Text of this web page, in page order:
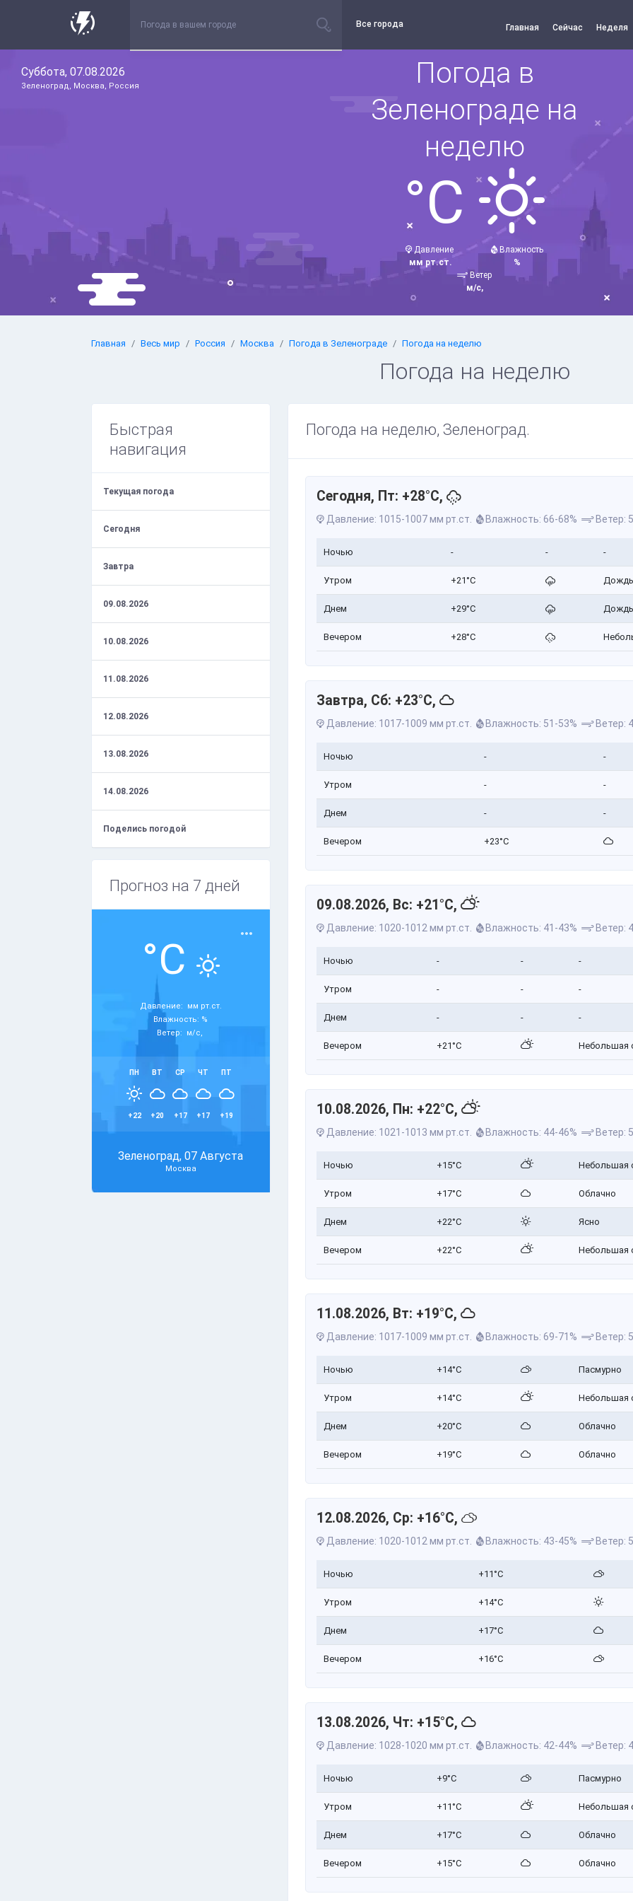
Все города Главная Сейчас Неделя
Суббота, 07.08.2026
Зеленоград, Москва, Россия
Погода в
Зеленограде на
неделю
°C
Давление
мм рт.ст.
Влажность
%
Ветер
м/с,
Главная Весь мир Россия Москва Погода в Зеленограде Погода на неделю
Погода на неделю
Быстрая
навигация
Текущая погода
Сегодня
Завтра
09.08.2026
10.08.2026
11.08.2026
12.08.2026
13.08.2026
14.08.2026
Поделись погодой
Прогноз на 7 дней
°C
Давление: мм рт.ст.
Влажность: %
Ветер: м/с,
ПН
+22
ВТ
+20
СР
+17
ЧТ
+17
ПТ
+19
Зеленоград, 07 Августа
Москва
Погода на неделю, Зеленоград.
Сегодня, Пт: +28°C,
Давление: 1015-1007 мм рт.ст. Влажность: 66-68% Ветер:
Ночью - - -
Утром +21°C Дождь
Днем +29°C Дождь
Вечером +28°C
Завтра, Сб: +23°C,
Давление: 1017-1009 мм рт.ст. Влажность: 51-53% Ветер:
Ночью - -
Утром - -
Днем - -
Вечером +23°C
09.08.2026, Вс: +21°C,
Давление: 1020-1012 мм рт.ст. Влажность: 41-43% Ветер:
Ночью - - -
Утром - - -
Днем - - -
Вечером +21°C Небольшая
10.08.2026, Пн: +22°C,
Давление: 1021-1013 мм рт.ст. Влажность: 44-46% Ветер:
Ночью +15°C Небольшая
Утром +17°C Облачно
Днем +22°C Ясно
Вечером +22°C Небольшая
11.08.2026, Вт: +19°C,
Давление: 1017-1009 мм рт.ст. Влажность: 69-71% Ветер:
Ночью +14°C Пасмурно
Утром +14°C Небольшая
Днем +20°C Облачно
Вечером +19°C Облачно
12.08.2026, Ср: +16°C,
Давление: 1020-1012 мм рт.ст. Влажность: 43-45% Ветер:
Ночью +11°C
Утром +14°C
Днем +17°C
Вечером +16°C
13.08.2026, Чт: +15°C,
Давление: 1028-1020 мм рт.ст. Влажность: 42-44% Ветер:
Ночью +9°C Пасмурно
Утром +11°C Небольшая
Днем +17°C Облачно
Вечером +15°C Облачно